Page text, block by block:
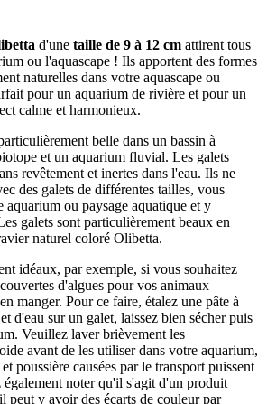
d'une taille de 9 à 12 cm attirent tous
ou l'aquascape ! Ils apportent des formes
naturelles dans votre aquascape ou
pour un aquarium de rivière et pour un
calme et harmonieux.
belle dans un bassin à
et un aquarium fluvial. Les galets
revêtement et inertes dans l'eau. Ils ne
des galets de différentes tailles, vous
ou paysage aquatique et y
galets sont particulièrement beaux en
naturel coloré Olibetta.
idéaux, par exemple, si vous souhaitez
d'algues pour vos animaux
manger. Pour ce faire, étalez une pâte à
d'eau sur un galet, laissez bien sécher puis
Veuillez laver brièvement les
avant de les utiliser dans votre aquarium,
poussière causées par le transport puissent
noter qu'il s'agit d'un produit
peut y avoir des écarts de couleur par